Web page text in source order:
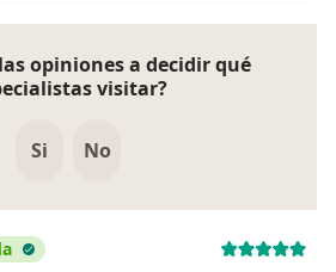
opiniones a decidir qué
visitar?
Si No